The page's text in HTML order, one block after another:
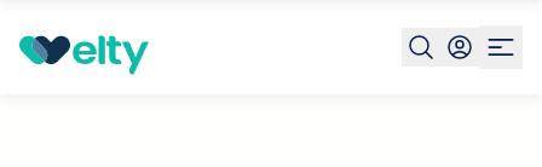
Prenota visita Villa D'alme'